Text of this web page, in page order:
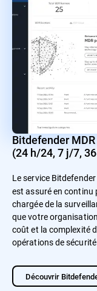
Bitdefender
(24 h/24, 7 j/7,
Le service Bitdefender
est assuré en continu
chargée de la
que votre
coût et la complexité
opérations de
Découvrir